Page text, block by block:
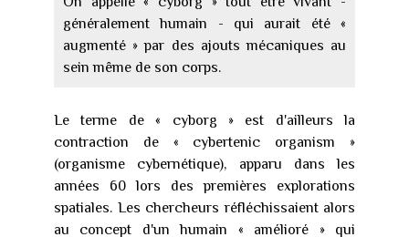
généralement humain - qui aurait été «
augmenté » par des ajouts mécaniques au
sein même de son corps.
Le terme de « cyborg » est d'ailleurs la
contraction de « cybertenic organism »
(organisme cybernétique), apparu dans les
années 60 lors des premières explorations
spatiales. Les chercheurs réfléchissaient alors
au concept d'un humain « amélioré » qui